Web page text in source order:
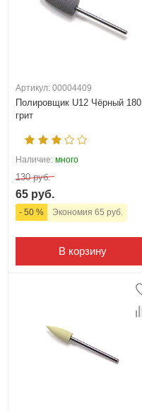
Артикул: 00004409
Полировщик U12 Чёрный 180
грит
Наличие: много
130 руб.
65 руб.
- 50 % Экономия 65 руб.
В корзину